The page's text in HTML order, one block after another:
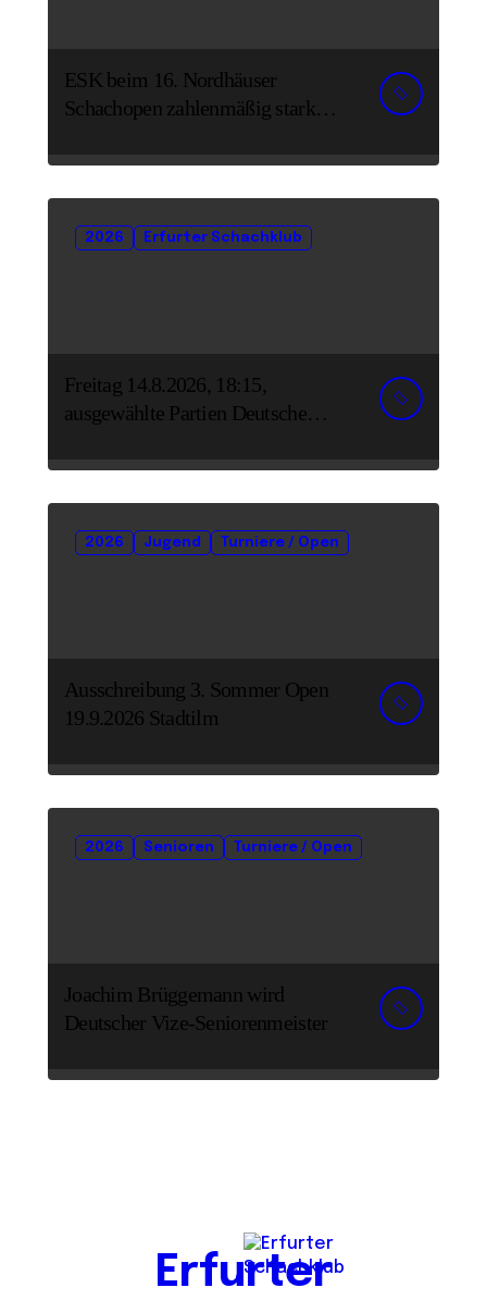
ESK beim 16. Nordhäuser
Schachopen zahlenmäßig stark
2026 Erfurter Schachklub
Freitag 14.8.2026, 18:15,
ausgewählte Partien Deutsche
2026 Jugend Turniere / Open
Ausschreibung 3. Sommer Open
19.9.2026 Stadtilm
2026 Senioren Turniere / Open
Joachim Brüggemann wird
Deutscher Vize-Seniorenmeister
Erfurter